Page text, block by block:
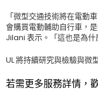
「微型交通技術將在電動
會購買電動輔助自行車，
Jilani 表示。「這也是為什
UL 將持續研究與檢驗與微
若需更多服務詳情，